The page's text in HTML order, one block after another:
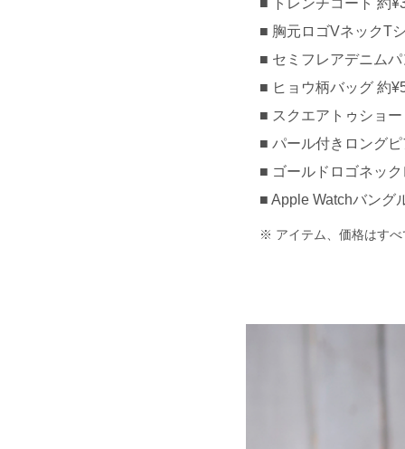
トレンチコート 約
胸元ロゴVネックT
セミフレアデニム
ヒョウ柄バッグ 約
スクエアトゥショ
パール付きロング
ゴールドロゴネッ
Apple Watchバング
アイテム、価格はす